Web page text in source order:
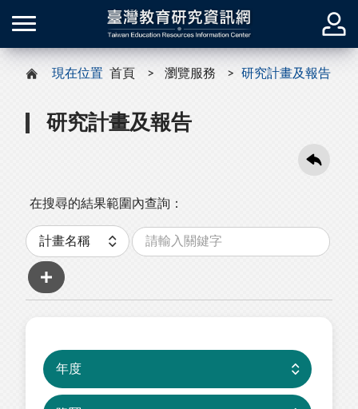
現在位置 首頁 瀏覽服務 研究計畫及報告
研究計畫及報告
在搜尋的結果範圍內查詢：
分
類
關
字